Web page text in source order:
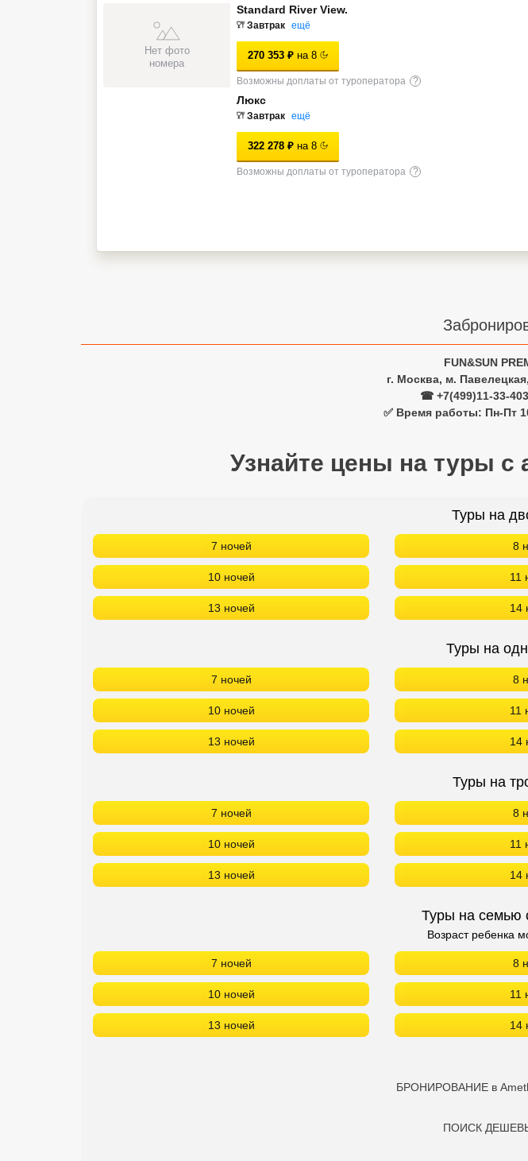
Нет фото
номера
Standard River View.
Завтрак ещё
270 353 ₽ на 8
Возможны доплаты от туроператора ?
Люкс
Завтрак ещё
322 278 ₽ на 8
Возможны доплаты от туроператора ?
FUN&SUN
г. Москва, м.
☎ +7(499)11-33-403
✅ Время работы: Пн-Пт
Узнайте цены на туры с
Туры на
7 ночей 8
10 ночей 11
13 ночей 14
Туры на
7 ночей 8
10 ночей 11
13 ночей 14
Туры на
7 ночей 8
10 ночей 11
13 ночей 14
Туры на семью
Возраст ребенка
7 ночей 8
10 ночей 11
13 ночей 14
БРОНИРОВАНИЕ в
ПОИСК
ТОП 10 лучших отелей 5*
Сетевые отели Египта
Сетевые отели Мальдив
Сетевые отели Бали
Сетевые отели Сейшел